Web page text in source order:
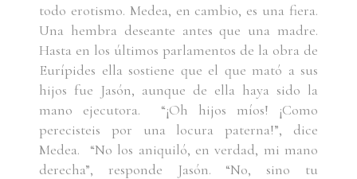
todo erotismo. Medea, en cambio, es una fiera.
Una hembra deseante antes que una madre.
Hasta en los últimos parlamentos de la obra de
Eurípides ella sostiene que el que mató a sus
hijos fue Jasón, aunque de ella haya sido la
mano ejecutora. “¡Oh hijos míos! ¡Como
perecisteis por una locura paterna!”, dice
Medea. “No los aniquiló, en verdad, mi mano
derecha”, responde Jasón. “No, sino tu